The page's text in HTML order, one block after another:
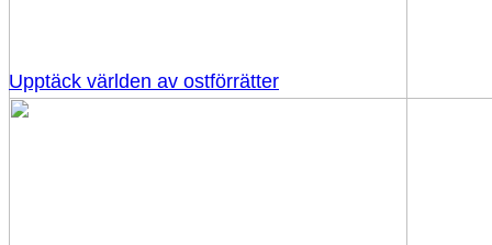
Upptäck världen av ostförrätter